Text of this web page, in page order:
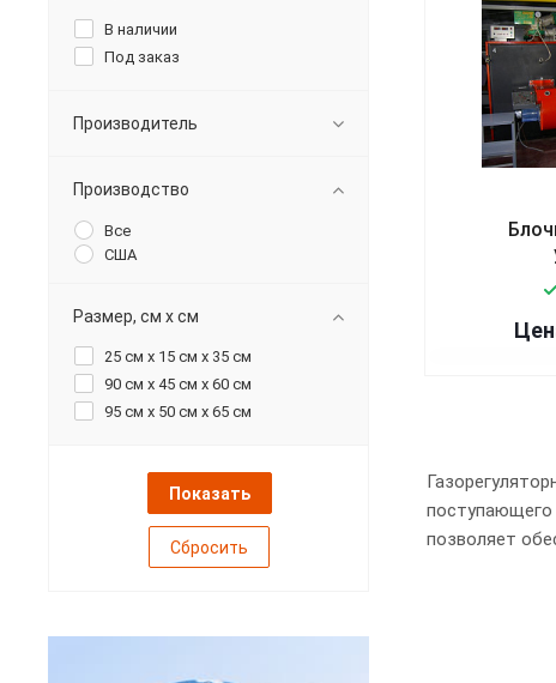
поступающего
позволяет
В наличии
Под заказ
Производитель
Производство
Все
США
Размер, см х см
25 см x 15 см x 35 см
90 см x 45 см x 60 см
95 см x 50 см x 65 см
Сбросить